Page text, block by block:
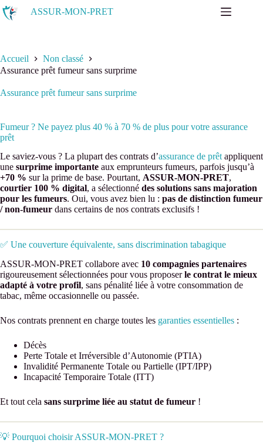
Passer
au
ASSUR-MON-PRET
Accueil
Non classé
Assurance prêt fumeur sans surprime
Assurance prêt fumeur sans surprime
Fumeur ? Ne payez plus 40 % à 70 % de plus pour votre assurance
prêt
Le saviez-vous ? La plupart des contrats d’assurance de prêtappliquent
une surprime importante aux emprunteurs fumeurs, parfois jusqu’à
+70 % sur la prime de base. Pourtant, ASSUR-MON-PRET,
courtier 100 % digital, a sélectionné des solutions sans majoration
pour les fumeurs. Oui, vous avez bien lu : pas de distinction fumeur
/ non-fumeur dans certains de nos contrats exclusifs !
✅ Une couverture équivalente, sans discrimination tabagique
ASSUR-MON-PRET collabore avec 10 compagnies partenaires
rigoureusement sélectionnées pour vous proposerle contrat le mieux
adapté à votre profil, sans pénalité liée à votre consommation de
tabac, même occasionnelle ou passée.
Nos contrats prennent en charge toutes les garanties essentielles :
Décès
Perte Totale et Irréversible d’Autonomie (PTIA)
Invalidité Permanente Totale ou Partielle (IPT/IPP)
Incapacité Temporaire Totale (ITT)
Et tout cela sans surprime liée au statut de fumeur !
💡 Pourquoi choisir ASSUR-MON-PRET ?